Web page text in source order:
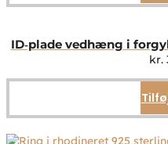
ID‑plade vedhæng i
kr.